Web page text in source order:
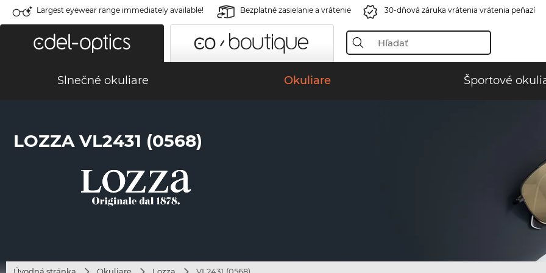
Largest eyewear range immediately available! Bezplatné zasielanie a vrátenie 30-dňová záruka vrátenia vrátenia peňazí
Slnečné okuliare Okuliare Športové
LOZZA VL2431 (0568)